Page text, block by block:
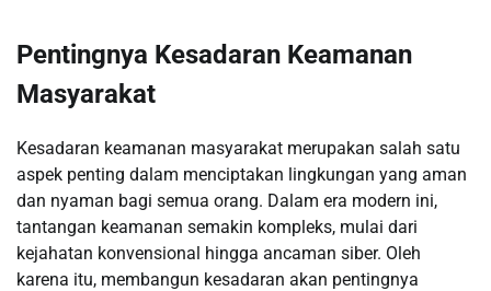
Pentingnya Kesadaran Keamanan
Masyarakat
Kesadaran keamanan masyarakat merupakan salah satu
aspek penting dalam menciptakan lingkungan yang aman
dan nyaman bagi semua orang. Dalam era modern ini,
tantangan keamanan semakin kompleks, mulai dari
kejahatan konvensional hingga ancaman siber. Oleh
karena itu, membangun kesadaran akan pentingnya